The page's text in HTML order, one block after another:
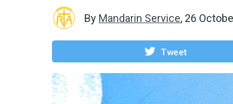
By Mandarin Service, 26
Tweet